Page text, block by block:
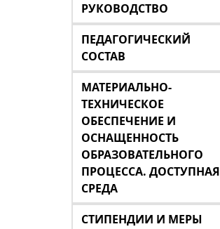
РУКОВОДСТВО
ПЕДАГОГИЧЕСКИЙ
СОСТАВ
МАТЕРИАЛЬНО-
ТЕХНИЧЕСКОЕ
ОБЕСПЕЧЕНИЕ И
ОСНАЩЕННОСТЬ
ОБРАЗОВАТЕЛЬНОГО
ПРОЦЕССА. ДОСТУПНАЯ
СРЕДА
СТИПЕНДИИ И МЕРЫ